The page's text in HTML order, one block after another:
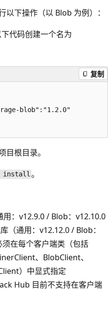
下操作（以 Blob 为例）：
代码创建一个名为
复制
blob":"1.2.0"
目根目录。
install 。
用：v12.9.0 / Blob：v12.10.0
（通用：v12.12.0 / Blob：
在每个客户端类（包括
、BlobClient、
）中显式指定
Hub 目前不支持在客户端